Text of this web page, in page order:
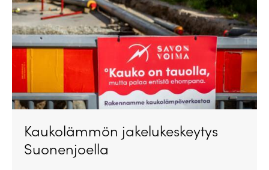
Kaukolämmön jakelukeskeytys
Suonenjoella